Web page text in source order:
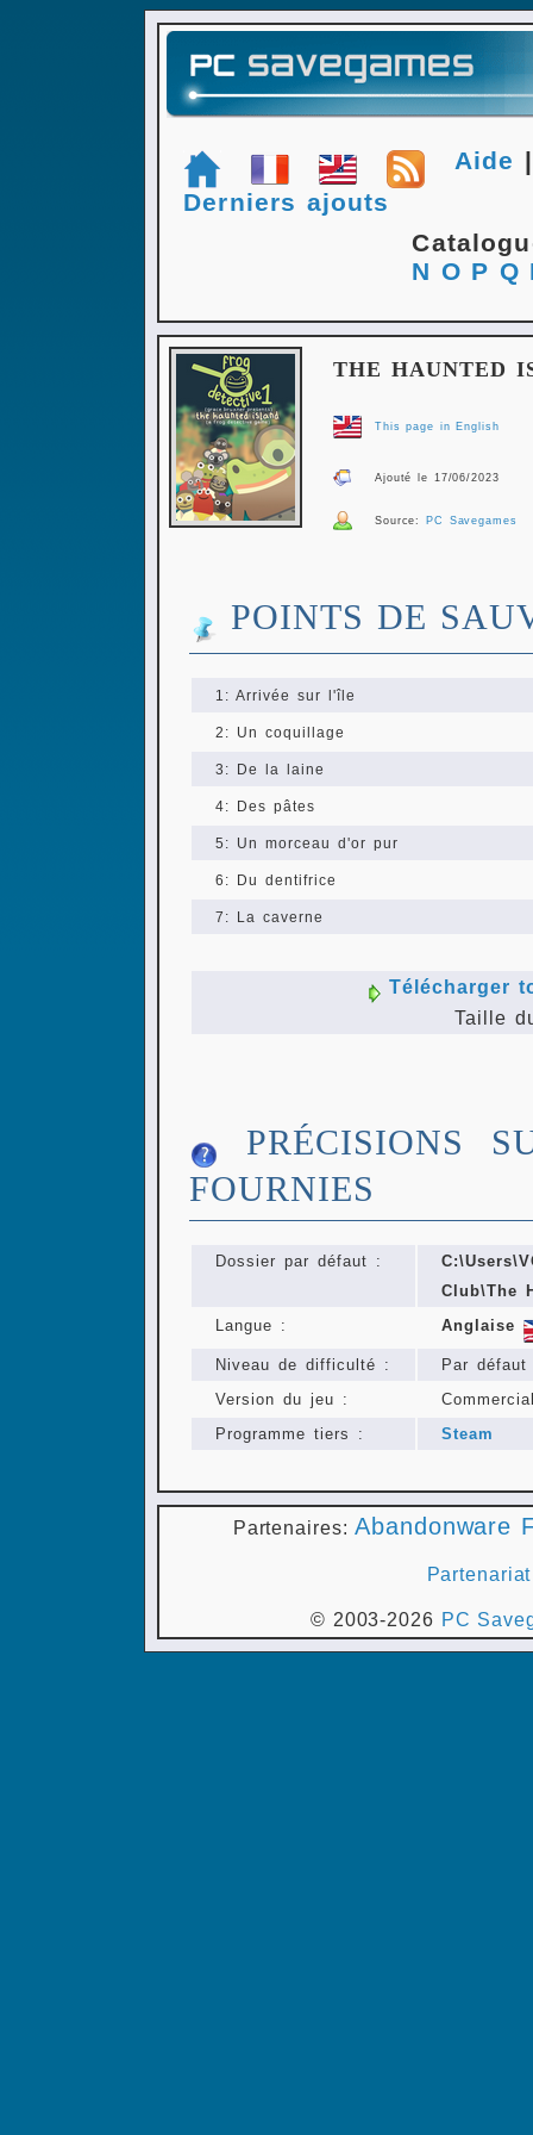
Aide
Derniers ajouts
N O P Q
THE HAUNTED
This page in English
Ajouté le 17/06/2023
Source: PC Savegames
POINTS DE
1: Arrivée sur l'île
2: Un coquillage
3: De la laine
4: Des pâtes
5: Un morceau d'or pur
6: Du dentifrice
7: La caverne
Télécharger
Taille
PRÉCISIONS
FOURNIES
Dossier par défaut :
Club\The
Langue :
Anglaise
Niveau de difficulté :
Par défaut
Version du jeu :
Programme tiers :
Steam
Partenaires:Abandonware
Partenariat
© 2003-2026 PC